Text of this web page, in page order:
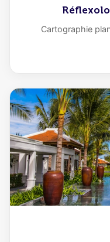
Cartographie